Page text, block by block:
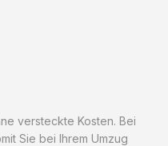
versteckte Kosten. Bei
Sie bei Ihrem Umzug